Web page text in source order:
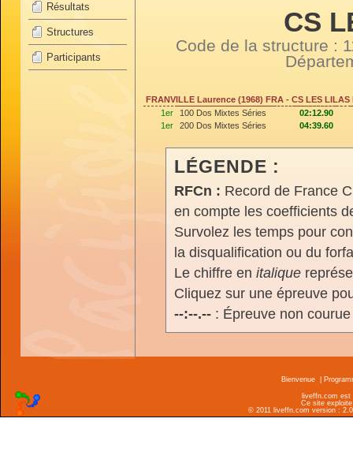
Résultats
Structures
Participants
CS
Code de la structure :
FRANVILLE Laurence (1968) FRA - CS LES LILAS
1er
100 Dos Mixtes Séries
02:12.90
1er
200 Dos Mixtes Séries 04:39.60
LÉGENDE :
RFCn : Record de France
en compte les coefficients
Survolez les temps pour
la disqualification ou du
Le chiffre en italique
Cliquez sur une épreuve
--:--.--: Épreuve non
Bienvenue
liveffn.com est
Ce site
© 2011 liveffn.com version :